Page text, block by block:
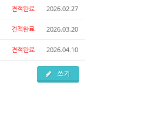
견적완료 2026.02.27
견적완료 2026.03.20
견적완료 2026.04.10
쓰기